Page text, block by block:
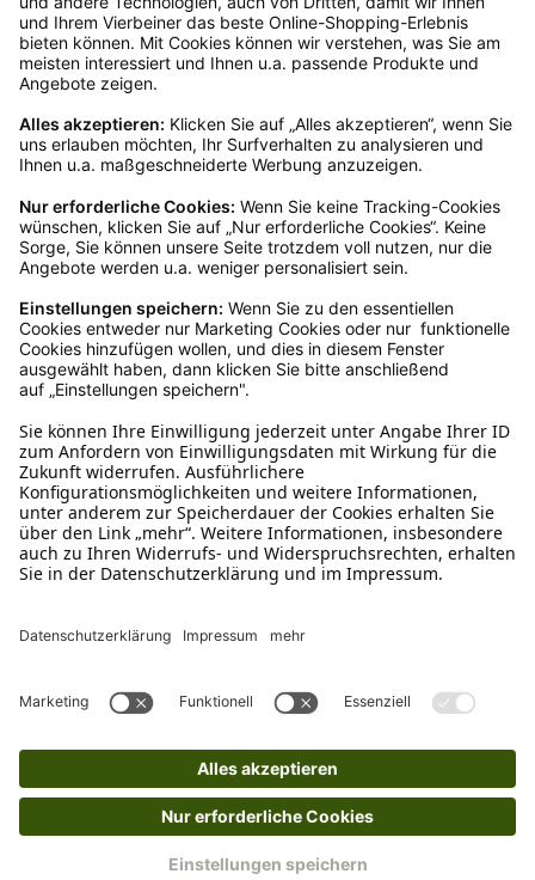
Gast bestellt, schreibe uns eine Email an
verkauf@schecker.de oder rufe zu unseren
Servicezeiten an, dann lassen wir dir ein
Mo – Fr 9 – 17 Uhr, Sa 9 – 13 Uhr
Ruf uns an
Schreibe uns
verkauf@schecker.de
WhatsApp Support
Tritt unserem Newsletter bei
Mehr von uns